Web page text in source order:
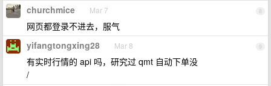
8
churchmice Mar 7
网页都登录不进去，服气
9
yifangtongxing28 Mar 8
有实时行情的 api 吗，研究过 qmt 自动下单没
/